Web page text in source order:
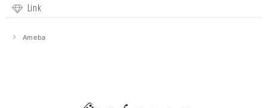
Link
Ameba